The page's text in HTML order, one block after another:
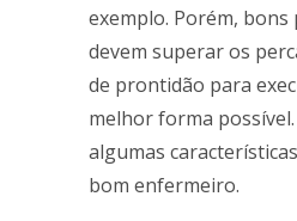
exemplo. Porém,
devem superar os
de prontidão para
melhor forma possível.
algumas
bom enfermeiro.